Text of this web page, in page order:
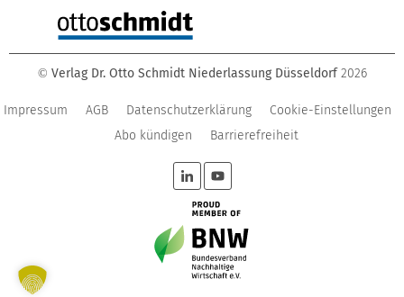
© Verlag Dr. Otto Schmidt Niederlassung Düsseldorf 2026
Impressum AGB Datenschutzerklärung
Cookie-Einstellungen
Abo kündigen
Barrierefreiheit